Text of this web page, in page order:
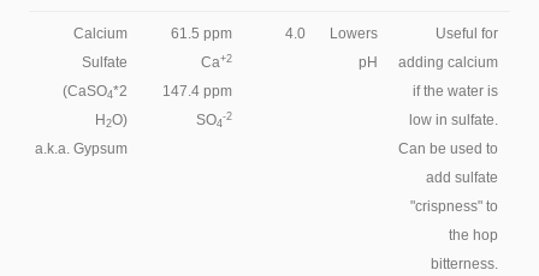
Calcium
Sulfate
(CaSO4*2
H 2O)
a.k.a. Gypsum
61.5 ppm
Ca+2
147.4 ppm
SO4
-2
4.0
Lowers
pH
Useful for
adding calcium
if the water is
low in sulfate.
Can be used to
add sulfate
"crispness" to
the hop
bitterness.